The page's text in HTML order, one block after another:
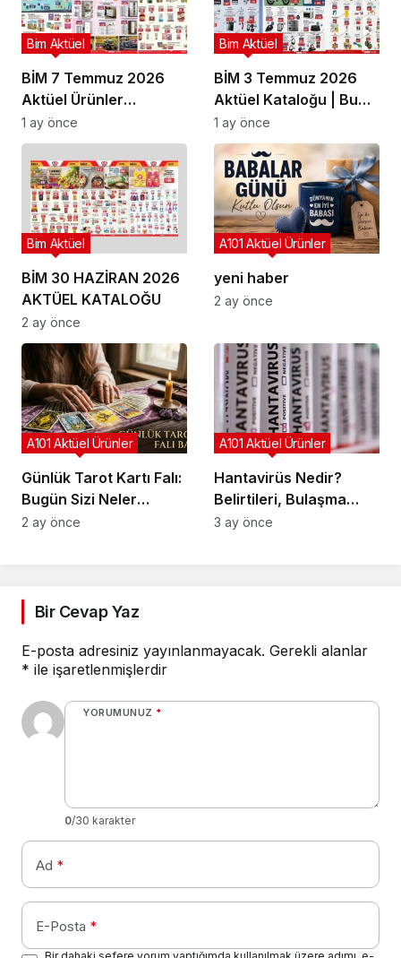
BİM 7 Temmuz 2026
Aktüel Ürünler
Kataloğu | Bu Hafta
İndirimde Olan Ürünler
Bim Aktüel
1 ay önce
BİM 3 Temmuz 2026
Aktüel Kataloğu | Bu
Hafta İndirime Giren
Ürünler
Bim Aktüel
1 ay önce
BİM 30 HAZİRAN 2026
AKTÜEL KATALOĞU
Bim Aktüel
2 ay önce
yeni haber
A101 Aktüel Ürünler
2 ay önce
Günlük Tarot Kartı Falı:
Bugün Sizi Neler
Bekliyor?
A101 Aktüel Ürünler
2 ay önce
Hantavirüs Nedir?
Belirtileri, Bulaşma
Yolları ve Korunma
A101 Aktüel Ürünler
3 ay önce
Bir Cevap Yaz
E-posta adresiniz yayınlanmayacak. Gerekli alanlar
* ile işaretlenmişlerdir
YORUMUNUZ *
0/30 karakter
Ad *
E-Posta *